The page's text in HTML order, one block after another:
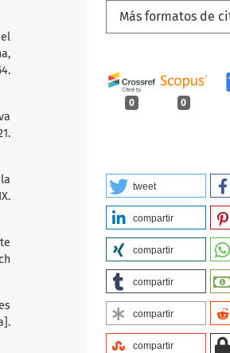
Más formatos de
0 0
tweet
compartir
compartir
compartir
compartir
compartir